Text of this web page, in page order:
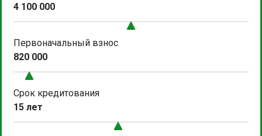
4 100 000
Первоначальный взнос
820 000
Срок кредитования
15 лет